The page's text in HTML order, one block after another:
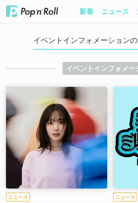
新着 ニュース
イベントインフォメーション
イベントインフォメー
ニュース ニュース